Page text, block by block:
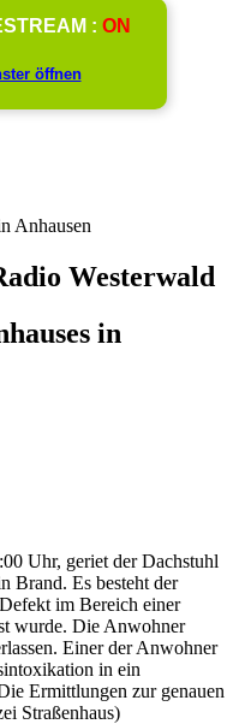
: ON
öffnen
Anhausen
Westerwald
in
Uhr, geriet der Dachstuhl
Brand. Es besteht der
im Bereich einer
wurde. Die Anwohner
Einer der Anwohner
in ein
Ermittlungen zur genauen
Straßenhaus)